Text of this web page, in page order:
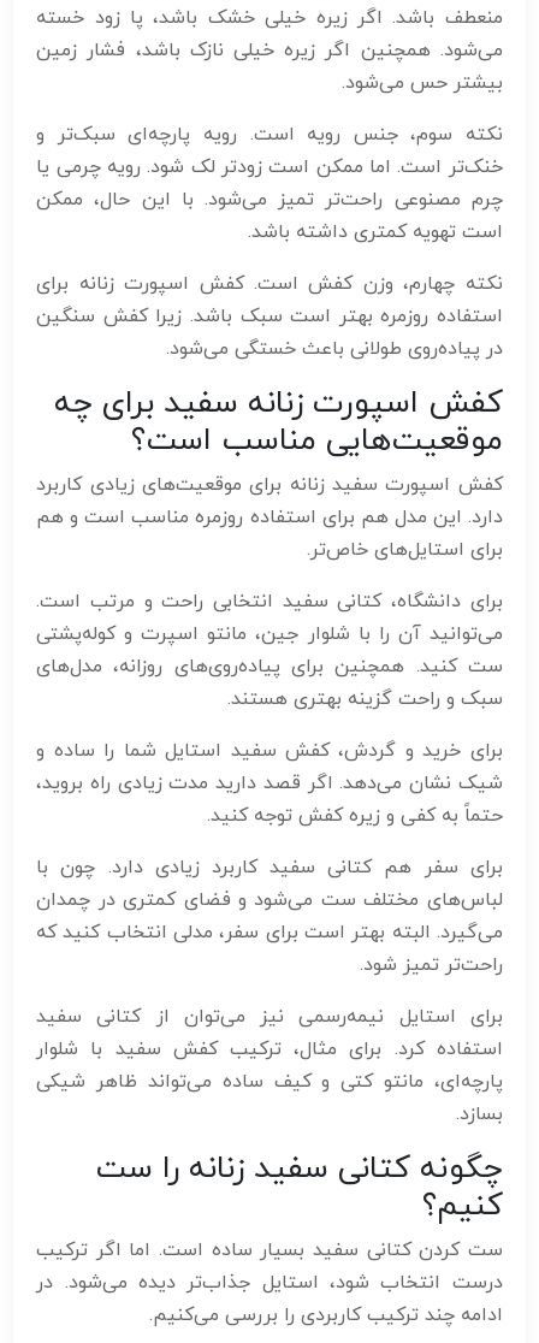
منعطف باشد. اگر زیره خیلی خشک باشد، پا زود خسته
می‌شود. همچنین اگر زیره خیلی نازک باشد، فشار زمین
بیشتر حس می‌شود.
نکته سوم، جنس رویه است. رویه پارچه‌ای سبک‌تر و
خنک‌تر است. اما ممکن است زودتر لک شود. رویه چرمی یا
چرم مصنوعی راحت‌تر تمیز می‌شود. با این حال، ممکن
است تهویه کمتری داشته باشد.
نکته چهارم، وزن کفش است. کفش اسپورت زنانه برای
استفاده روزمره بهتر است سبک باشد. زیرا کفش سنگین
در پیاده‌روی طولانی باعث خستگی می‌شود.
کفش اسپورت زنانه سفید برای چه
موقعیت‌هایی مناسب است؟
کفش اسپورت سفید زنانه برای موقعیت‌های زیادی کاربرد
دارد. این مدل هم برای استفاده روزمره مناسب است و هم
برای استایل‌های خاص‌تر.
برای دانشگاه، کتانی سفید انتخابی راحت و مرتب است.
می‌توانید آن را با شلوار جین، مانتو اسپرت و کوله‌پشتی
ست کنید. همچنین برای پیاده‌روی‌های روزانه، مدل‌های
سبک و راحت گزینه بهتری هستند.
برای خرید و گردش، کفش سفید استایل شما را ساده و
شیک نشان می‌دهد. اگر قصد دارید مدت زیادی راه بروید،
حتماً به کفی و زیره کفش توجه کنید.
برای سفر هم کتانی سفید کاربرد زیادی دارد. چون با
لباس‌های مختلف ست می‌شود و فضای کمتری در چمدان
می‌گیرد. البته بهتر است برای سفر، مدلی انتخاب کنید که
راحت‌تر تمیز شود.
برای استایل نیمه‌رسمی نیز می‌توان از کتانی سفید
استفاده کرد. برای مثال، ترکیب کفش سفید با شلوار
پارچه‌ای، مانتو کتی و کیف ساده می‌تواند ظاهر شیکی
بسازد.
چگونه کتانی سفید زنانه را ست
کنیم؟
ست کردن کتانی سفید بسیار ساده است. اما اگر ترکیب
درست انتخاب شود، استایل جذاب‌تر دیده می‌شود. در
ادامه چند ترکیب کاربردی را بررسی می‌کنیم.